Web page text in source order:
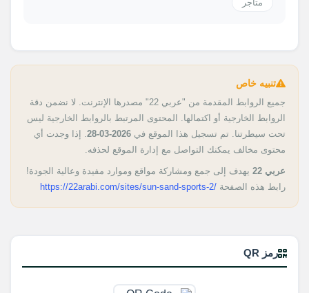
متاجر
تنبيه خاص
جميع الروابط المقدمة من "عربي 22" مصدرها الإنترنت. لا نضمن دقة
الروابط الخارجية أو اكتمالها. المحتوى المرتبط بالروابط الخارجية ليس
تحت سيطرتنا. تم تسجيل هذا الموقع في 2026-03-28
. إذا وجدت أي
محتوى مخالف يمكنك التواصل مع إدارة الموقع لحذفه.
عربي 22
يهدف إلى جمع ومشاركة مواقع وموارد مفيدة وعالية الجودة!
رابط هذه الصفحة https://22arabi.com/sites/sun-sand-sports-2/
رمز QR